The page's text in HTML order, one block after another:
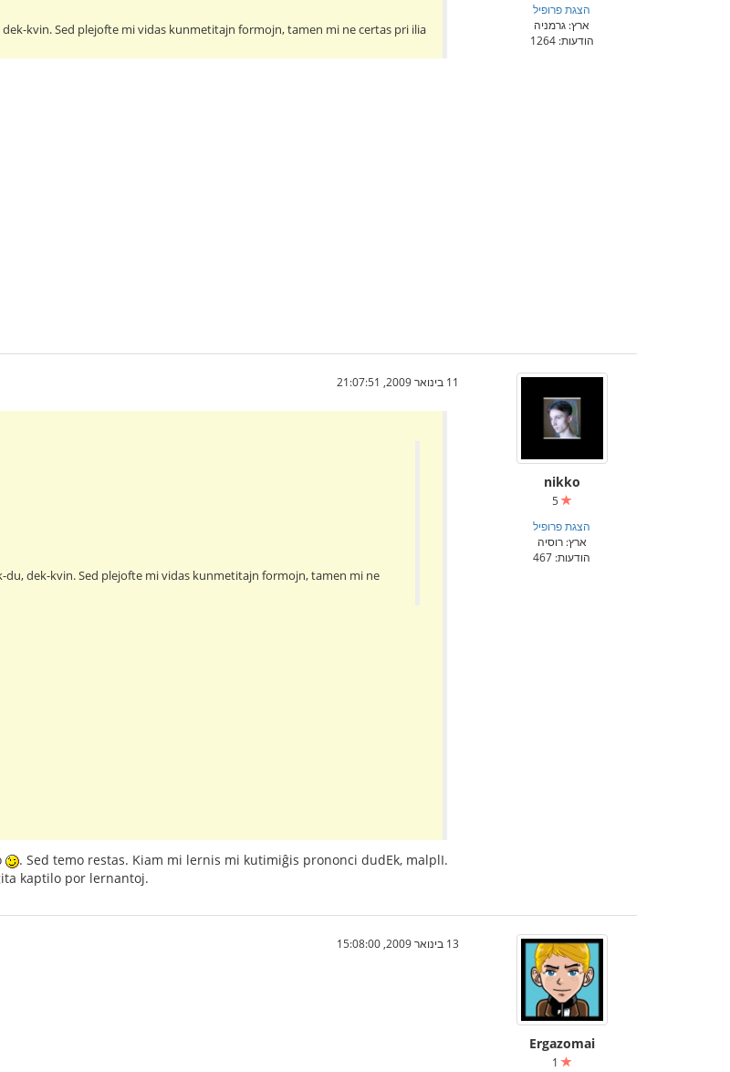
הצגת פרופיל
ארץ: גרמניה
הודעות: 1264
kvin. Sed plejofte mi vidas kunmetitajn formojn, tamen mi ne certas pri ilia
nikko
5
הצגת פרופיל
ארץ: רוסיה
הודעות: 467
11 בינואר 2009, 21:07:51
du, dek-kvin. Sed plejofte mi vidas kunmetitajn formojn, tamen mi ne
. Sed temo restas. Kiam mi lernis mi kutimiĝis prononci dudEk, malplI.
kaptilo por lernantoj.
Ergazomai
13 בינואר 2009, 15:08:00